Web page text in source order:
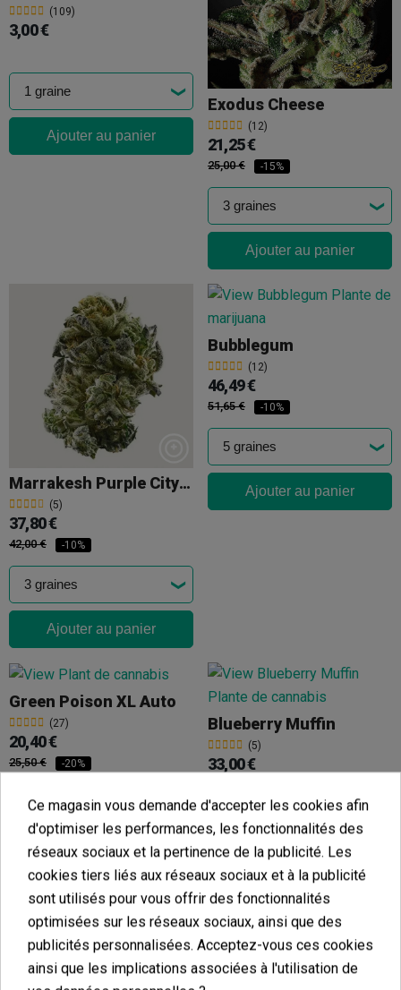
(109)
3,00 €
Ajouter au panier
Exodus Cheese
(12)
21,25 €
25,00 € -15%
Ajouter au panier
Marrakesh Purple City Genetics
(5)
37,80 €
42,00 € -10%
Ajouter au panier
Bubblegum
(12)
46,49 €
51,65 € -10%
Ajouter au panier
Green Poison XL Auto
(27)
20,40 €
25,50 € -20%
Ajouter au panier
Blueberry Muffin
(5)
33,00 €
Ajouter au panier
Pink Guava F1 Fast Version Sweet Seeds
(9)
Eleven Roses
(78)
Ce magasin vous demande d'accepter les cookies afin
d'optimiser les performances, les fonctionnalités des
réseaux sociaux et la pertinence de la publicité. Les
cookies tiers liés aux réseaux sociaux et à la publicité
sont utilisés pour vous offrir des fonctionnalités
optimisées sur les réseaux sociaux, ainsi que des
publicités personnalisées. Acceptez-vous ces cookies
ainsi que les implications associées à l'utilisation de